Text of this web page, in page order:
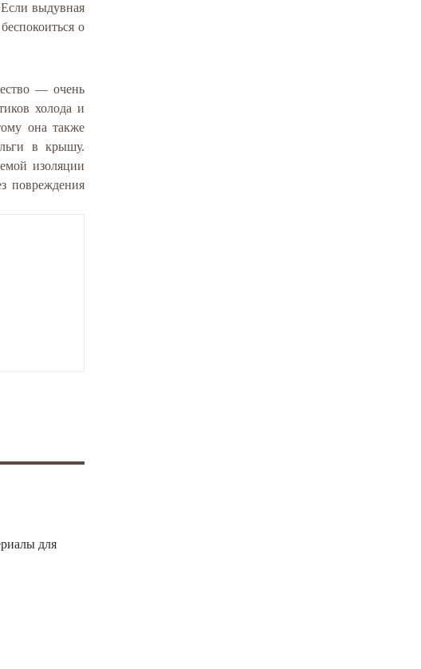
выдувная
о
— очень
холода и
она также
в крышу.
изоляции
повреждения
для